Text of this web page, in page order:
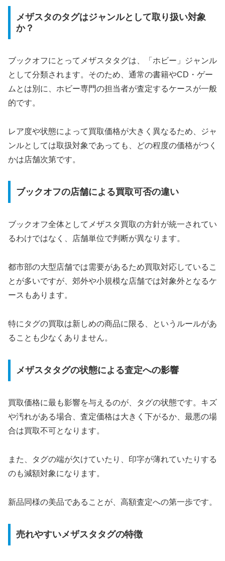
メザスタのタグはジャンルとして取り扱い対象
か？
ブックオフにとってメザスタタグは、「ホビー」ジャンル
として分類されます。そのため、通常の書籍やCD・ゲー
ムとは別に、ホビー専門の担当者が査定するケースが一般
的です。
レア度や状態によって買取価格が大きく異なるため、ジャ
ンルとしては取扱対象であっても、どの程度の価格がつく
かは店舗次第です。
ブックオフの店舗による買取可否の違い
ブックオフ全体としてメザスタ買取の方針が統一されてい
るわけではなく、店舗単位で判断が異なります。
都市部の大型店舗では需要があるため買取対応しているこ
とが多いですが、郊外や小規模な店舗では対象外となるケ
ースもあります。
特にタグの買取は新しめの商品に限る、というルールがあ
ることも少なくありません。
メザスタタグの状態による査定への影響
買取価格に最も影響を与えるのが、タグの状態です。キズ
や汚れがある場合、査定価格は大きく下がるか、最悪の場
合は買取不可となります。
また、タグの端が欠けていたり、印字が薄れていたりする
のも減額対象になります。
新品同様の美品であることが、高額査定への第一歩です。
売れやすいメザスタタグの特徴